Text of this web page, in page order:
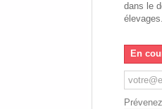
dans le
élevages.
En